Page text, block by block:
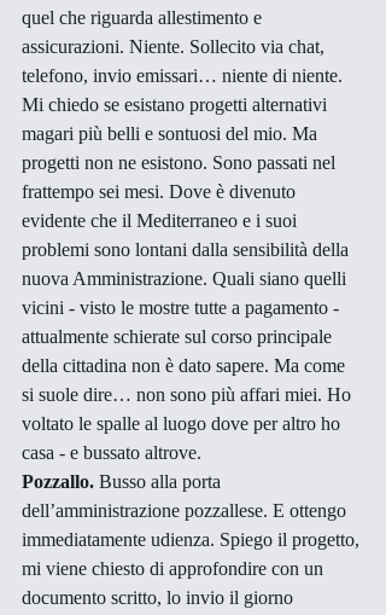
quel che riguarda allestimento e
assicurazioni. Niente. Sollecito via chat,
telefono, invio emissari… niente di niente.
Mi chiedo se esistano progetti alternativi
magari più belli e sontuosi del mio. Ma
progetti non ne esistono. Sono passati nel
frattempo sei mesi. Dove è divenuto
evidente che il Mediterraneo e i suoi
problemi sono lontani dalla sensibilità della
nuova Amministrazione. Quali siano quelli
vicini - visto le mostre tutte a pagamento -
attualmente schierate sul corso principale
della cittadina non è dato sapere. Ma come
si suole dire… non sono più affari miei. Ho
voltato le spalle al luogo dove per altro ho
casa - e bussato altrove.
Pozzallo. Busso alla porta
dell’amministrazione pozzallese. E ottengo
immediatamente udienza. Spiego il progetto,
mi viene chiesto di approfondire con un
documento scritto, lo invio il giorno